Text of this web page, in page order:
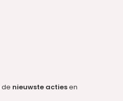
de nieuwste actiesen